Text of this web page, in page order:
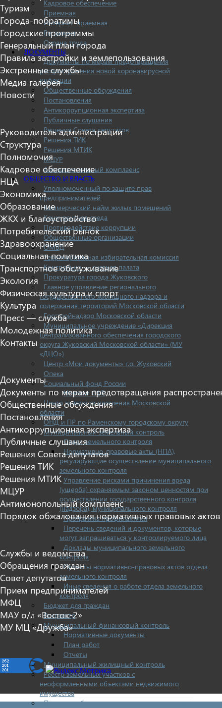
Кадровое обеспечение
Приемная
Интернет-приемная
Регламент
Охрана труда
ДОКУМЕНТЫ
Документы по мерам предотвращения
распространения новой коронавирусной
инфекции
Общественные обсуждения
Постановления
Антикоррупционная экспертиза
Публичные слушания
Решения Совета депутатов
Решения ТИК
Решения МТИК
МЦУР
Антимонопольный комплаенс
ОБЩЕСТВО И ВЛАСТЬ
Уполномоченный по защите прав
предпринимателей
Коммерческий найм жилых помещений
Конкурентная среда
Противодействие коррупции
Общественные организации
ОМВД
Территориальная избирательная комиссия
Контрольно — счетная палата
Прокуратура города Жуковского
Главное управление регионального
государственного жилищного надзора и
содержания территорий Московской области
Госстройнадзор Московской области
Муниципальное учреждение «Дирекция
централизованного обеспечения городского
округа Жуковский Московской области» (МУ
«ДЦО»)
Центр «Мои документы» г.о. Жуковский
Опека
Социальный фонд России
Новости СФР
Центр занятости населения Московской
области
ОНД и ПР по Раменскому городскому округу
Муниципальный земельный контроль
Отдел земельного контроля
Нормативно-правовые акты (НПА),
регулирующие осуществление муниципального
земельного контроля
Управление рисками причинения вреда
(ущерба) охраняемым законом ценностям при
осуществлении государственного контроля
(надзора), муниципального контроля
Программа профилактики
Перечень сведений и документов, которые
могут запрашиваться у контролируемого лица
Доклады муниципального земельного
контроля
Проекты нормативно-правовых актов отдела
земельного контроля
Иные сведения о работе отдела земельного
контроля
Бюджет для граждан
Росреестр
Муниципальный финансовый контроль
Нормативные документы
План работ
Отчеты
Муниципальный жилищный контроль
Реестр земельных участков с
неоформленными объектами недвижимого
имущества
Перечень объектов недвижимого имущества
Туризм
Города-побратимы
Городские программы
Генеральный план города
Правила застройки и землепользования
Экстренные службы
Медиа галерея
Новости
Руководитель администрации
Структура
Полномочия
Кадровое обеспечение
НЦА
Экономика
Образование
ЖКХ и благоустройство
Потребительский рынок
Здравоохранение
Социальная политика
Транспортное обслуживание
Экология
Физическая культура и спорт
Культура
Пресс — служба
Молодежная политика
Контакты
Документы
Документы по мерам предотвращения
Общественные обсуждения
Постановления
Антикоррупционная экспертиза
Публичные слушания
Решения Совета депутатов
Решения ТИК
Решения МТИК
МЦУР
Антимонопольный комплаенс
Порядок обжалования нормативных правовых актов
Службы и ведомства
Обращения граждан
Совет депутатов
Прием предпринимателей
МФЦ
МАУ о/л «Восток-2»
МУ МЦ «Дружба»